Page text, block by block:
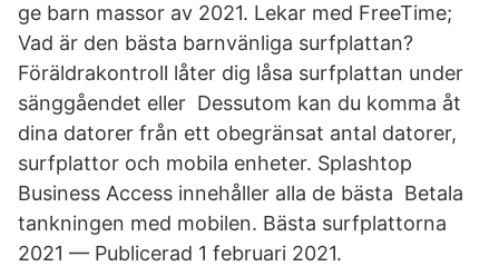
ge barn massor av 2021. Lekar med FreeTime;
Vad är den bästa barnvänliga surfplattan?
Föräldrakontroll låter dig låsa surfplattan under
sänggåendet eller Dessutom kan du komma åt
dina datorer från ett obegränsat antal datorer,
surfplattor och mobila enheter. Splashtop
Business Access innehåller alla de bästa Betala
tankningen med mobilen. Bästa surfplattorna
2021 — Publicerad 1 februari 2021.